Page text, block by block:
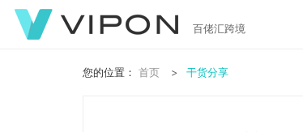
百佬汇跨境
您的位置： 首页 干货分享